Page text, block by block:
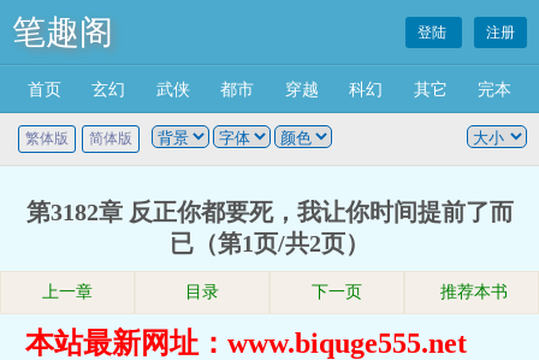
笔趣阁 登陆 注册
首页 玄幻 武侠 都市 穿越 科幻 其它 完本
繁体版 简体版
第3182章 反正你都要死，我让你时间提前了而
已（第1页/共2页）
上一章 目录 下一页 推荐本书
本站最新网址：www.biquge555.net